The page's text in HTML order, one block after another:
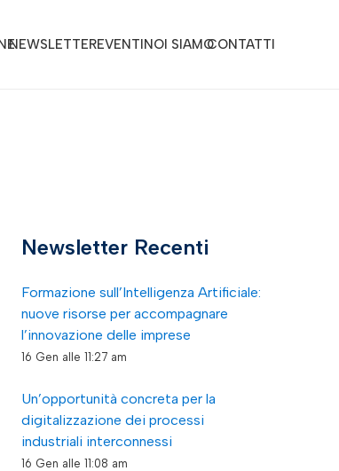
NEWSLETTEREVENTINOI SIAMOCONTATTI
Newsletter Recenti
Formazione sull’Intelligenza Artificiale:
nuove risorse per accompagnare
l’innovazione delle imprese
16 Gen alle 11:27 am
Un’opportunità concreta per la
digitalizzazione dei processi
industriali interconnessi
16 Gen alle 11:08 am